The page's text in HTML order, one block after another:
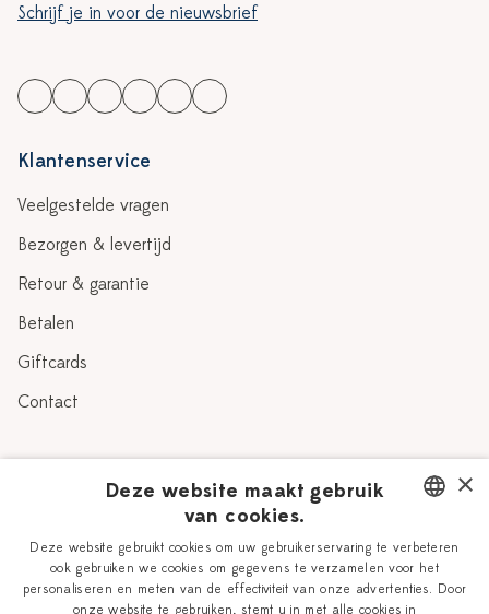
Schrijf je in voor de nieuwsbrief
Klantenservice
Veelgestelde vragen
Bezorgen & levertijd
Retour & garantie
Betalen
Giftcards
Contact
Verhaal
Onze plateelschilders
Delfts Blauw
Workshops
Vacatures
DUTCH
ENGLISH
×
Deze website maakt gebruik
van cookies.
Deze website gebruikt cookies om uw gebruikerservaring te verbeteren
ook gebruiken we cookies om gegevens te verzamelen voor het
personaliseren en meten van de effectiviteit van onze advertenties. Door
onze website te gebruiken, stemt u in met alle cookies in